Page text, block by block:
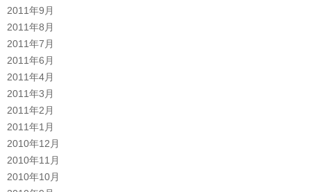
2011年9月
2011年8月
2011年7月
2011年6月
2011年4月
2011年3月
2011年2月
2011年1月
2010年12月
2010年11月
2010年10月